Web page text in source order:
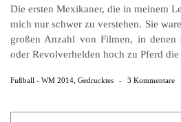
Die ersten Mexikaner, die in meinem
mich nur schwer zu verstehen. Sie
großen Anzahl von Filmen, in denen
oder Revolverhelden hoch zu Pferd
Fußball - WM 2014 Gedrucktes - 3 Kommentare